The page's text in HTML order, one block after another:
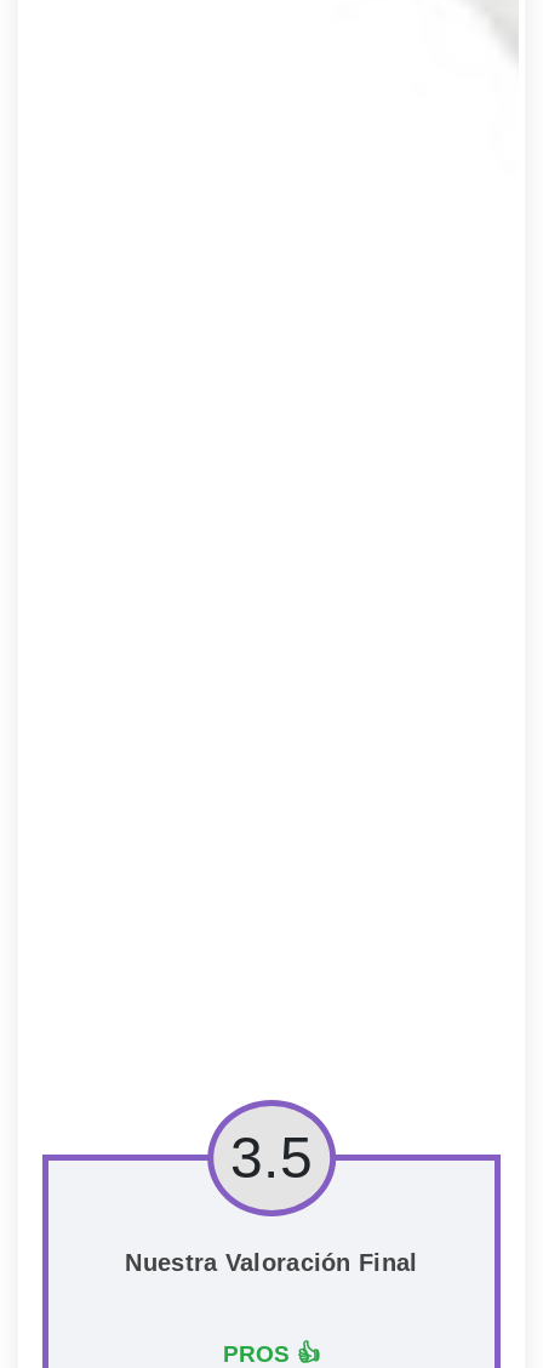
3.5
Nuestra Valoración Final
PROS 👍